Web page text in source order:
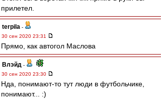
прилетел.
terpila -
30 сен 2020 23:31
Прямо, как автогол Маслова
Влэйд -
30 сен 2020 23:30
Нда, понимают-то тут люди в футбольчике,
понимают... :)